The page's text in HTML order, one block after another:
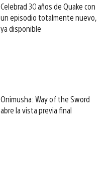
Celebrad 30 años de Quake con
un episodio totalmente nuevo,
ya disponible
Onimusha: Way of the Sword
abre la vista previa final